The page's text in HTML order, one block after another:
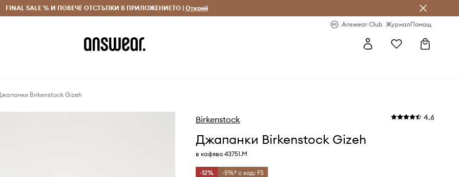
и връщане за поръчки над 70 EUR Доставка 1-5 дни
FINAL SALE % И ПОВЕЧЕ ОТСТЪПКИ В ПРИЛОЖЕНИЕТО | Открий
Answear Club ЖурналПомощ
Birkenstock Gizeh
Birkenstock 4.6
Джапанки Birkenstock Gizeh
в кафяво 43751.M
-12% -5%* с код: FS